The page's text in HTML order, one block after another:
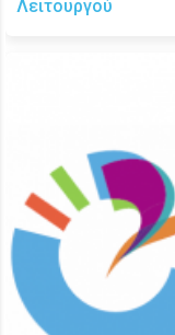
Λειτουργού